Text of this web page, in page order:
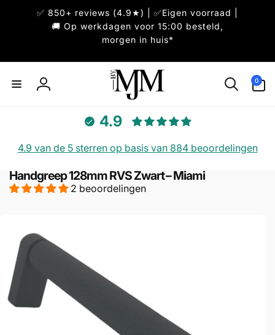
✅ 850+ reviews (4.9★) | ✅Eigen voorraad |
🚚 Op werkdagen voor 15:00 besteld,
morgen in huis*
Inloggen
0
artikelen
4.9
4.9 van de 5 sterren op basis van 884 beoordelingen
Handgreep 128mm RVS Zwart – Miami
2 beoordelingen